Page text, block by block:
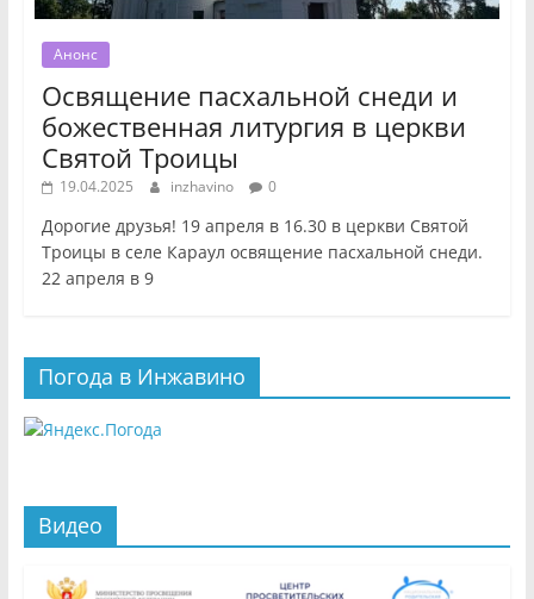
Анонс
Освящение пасхальной снеди и
божественная литургия в церкви
Святой Троицы
19.04.2025 inzhavino 0
Дорогие друзья! 19 апреля в 16.30 в церкви Святой
Троицы в селе Караул освящение пасхальной снеди.
22 апреля в 9
Погода в Инжавино
Видео